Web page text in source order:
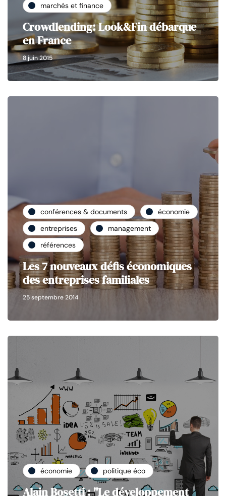
marchés et finance
Crowdlending: Look&Fin débarque
en France
8 juin 2015
conférences & documents
économie
entreprises
management
références
Les 7 nouveaux défis économiques
des entreprises familiales
25 septembre 2014
économie politique éco
Alain Bosetti : "Le développement